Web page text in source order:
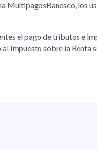
MultipagosBanesco, los
el pago de tributos e
al Impuesto sobre la Renta